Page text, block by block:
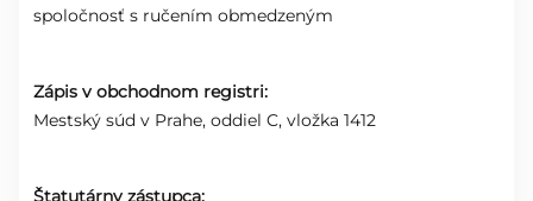
spoločnosť s ručením obmedzeným
Zápis v obchodnom registri:
Mestský súd v Prahe, oddiel C, vložka 1412